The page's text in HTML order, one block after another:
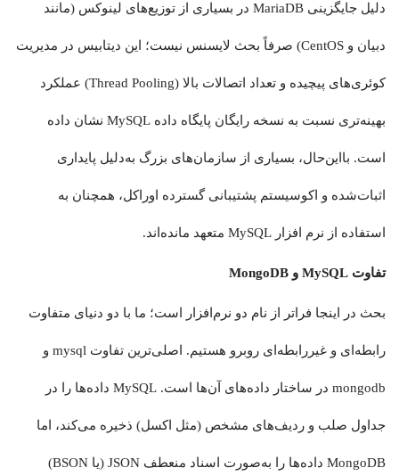
دلیل جایگزینی MariaDB در بسیاری از توزیع‌های لینوکس (مانند
دبیان و CentOS) صرفاً بحث لایسنس نیست؛ این دیتابیس در مدیریت
کوئری‌های پیچیده و تعداد اتصالات بالا (Thread Pooling) عملکرد
بهینه‌تری نسبت به نسخه رایگان پایگاه داده MySQL نشان داده
است. بااین‌حال، بسیاری از سازمان‌های بزرگ به‌دلیل پایداری
اثبات‌شده و اکوسیستم پشتیبانی گسترده اوراکل، همچنان به
استفاده از نرم افزار MySQL متعهد مانده‌اند.
تفاوت MySQL و MongoDB
بحث در اینجا فراتر از نام دو نرم‌افزار است؛ ما با دو دنیای متفاوت
رابطه‌ای و غیررابطه‌ای روبرو هستیم. اصلی‌ترین تفاوت mysql و
mongodb در ساختار داده‌های آن‌ها است. MySQL داده‌ها را در
جداول صلب و ردیف‌های مشخص (مثل اکسل) ذخیره می‌کند، اما
MongoDB داده‌ها را به‌صورت اسناد منعطف JSON (یا BSON)